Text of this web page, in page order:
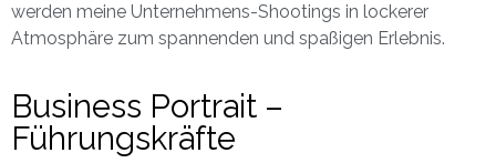
werden meine Unternehmens-Shootings in lockerer
Atmosphäre zum spannenden und spaßigen Erlebnis.
Business Portrait –
Führungskräfte